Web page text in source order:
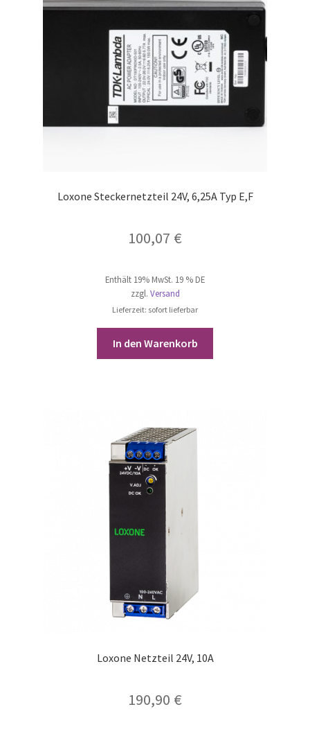
Loxone Steckernetzteil 24V, 6,25A Typ E,F
100,07 €
Enthält 19% MwSt. 19 % DE
zzgl. Versand
Lieferzeit: sofort lieferbar
In den Warenkorb
Loxone Netzteil 24V, 10A
190,90 €